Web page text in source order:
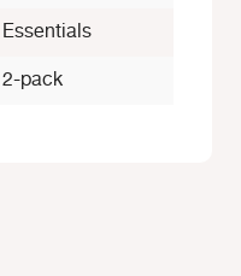
Essentials
2-pack